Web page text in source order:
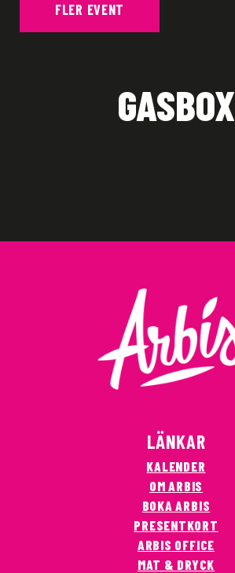
FLER EVENT
GASBOX
LÄNKAR
KALENDER
OM ARBIS
BOKA ARBIS
PRESENTKORT
ARBIS OFFICE
MAT & DRYCK